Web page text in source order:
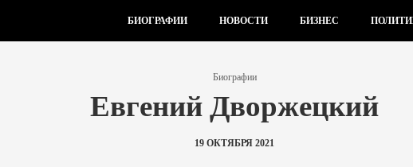
БИОГРАФИИ НОВОСТИ БИЗНЕС
Биографии
Евгений Дворжецкий
19 ОКТЯБРЯ 2021